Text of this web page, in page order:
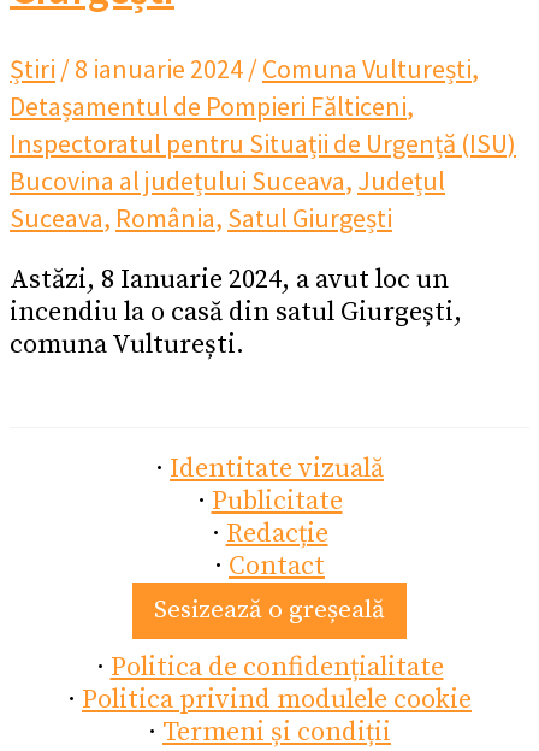
Știri /8 ianuarie 2024/Comuna Vulturești,
Detașamentul de Pompieri Fălticeni,
Inspectoratul pentru Situații de Urgență (ISU)
Bucovina al județului Suceava, Județul
Suceava, România, Satul Giurgești
Astăzi, 8 Ianuarie 2024, a avut loc un
incendiu la o casă din satul Giurgești,
comuna Vulturești.
· Identitate vizuală
· Publicitate
· Redacție
· Contact
Sesizează o greșeală
· Politica de confidențialitate
· Politica privind modulele cookie
· Termeni și condiții